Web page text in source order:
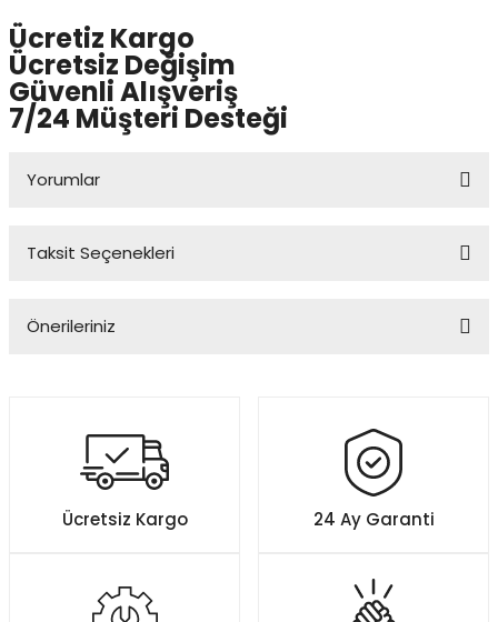
Ücretiz Kargo
Ücretsiz Değişim
Güvenli Alışveriş
7/24 Müşteri Desteği
Yorumlar
Taksit Seçenekleri
Önerileriniz
Görüş ve önerileriniz için teşekkür ederiz.
Ürün resmi kalitesiz, bozuk veya görüntülenemiyor.
Ürün açıklamasında eksik bilgiler bulunuyor.
Ürün fiyatı diğer sitelerden daha pahalı.
Ücretsiz Kargo 24 Ay Garanti